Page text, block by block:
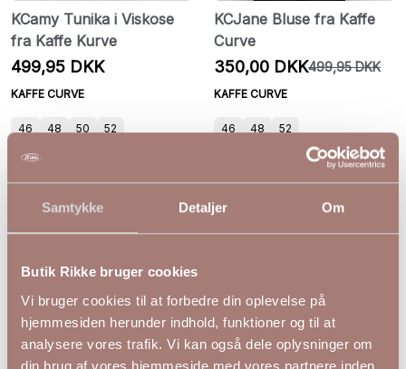
Samtykke Detaljer Om
Butik Rikke bruger cookies
Vi bruger cookies til at forbedre din oplevelse på
hjemmesiden herunder indhold, funktioner og til at
analysere vores trafik. Vi kan også dele oplysninger om
din brug af vores hjemmeside med vores partnere inden
KCamy Tunika i Viskose
fra Kaffe Kurve
499,95 DKK
KAFFE CURVE
46 48 50 52
KCJane Bluse fra Kaffe
Curve
350,00 DKK499,95 DKK
KAFFE CURVE
46 48 52